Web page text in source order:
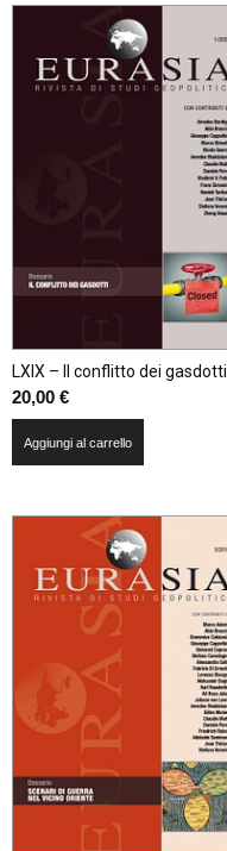
LXIX – Il conflitto dei gasdotti
20,00 €
Aggiungi al carrello